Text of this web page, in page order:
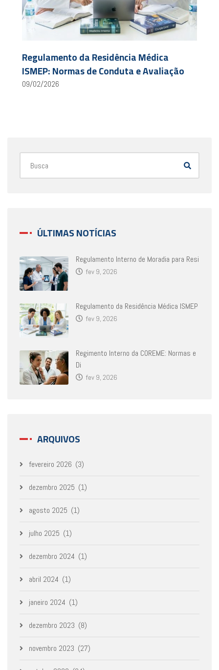
Regulamento da Residência Médica
ISMEP: Normas de Conduta e Avaliação
09/02/2026
ÚLTIMAS NOTÍCIAS
Regulamento Interno de Moradia para Resi
fev 9, 2026
Regulamento da Residência Médica ISMEP
fev 9, 2026
Regimento Interno da COREME: Normas e
Di
fev 9, 2026
ARQUIVOS
fevereiro 2026 (3)
dezembro 2025 (1)
agosto 2025 (1)
julho 2025 (1)
dezembro 2024 (1)
abril 2024 (1)
janeiro 2024 (1)
dezembro 2023 (8)
novembro 2023 (27)